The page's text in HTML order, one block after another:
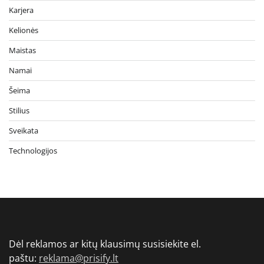
Karjera
Kelionės
Maistas
Namai
Šeima
Stilius
Sveikata
Technologijos
Dėl reklamos ar kitų klausimų susisiekite el.
paštu: reklama@prisify.lt